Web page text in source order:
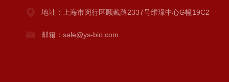
地址：上海市闵行区顾戴路2337号维璟中心G幢19C2
邮箱：sale@ys-bio.com